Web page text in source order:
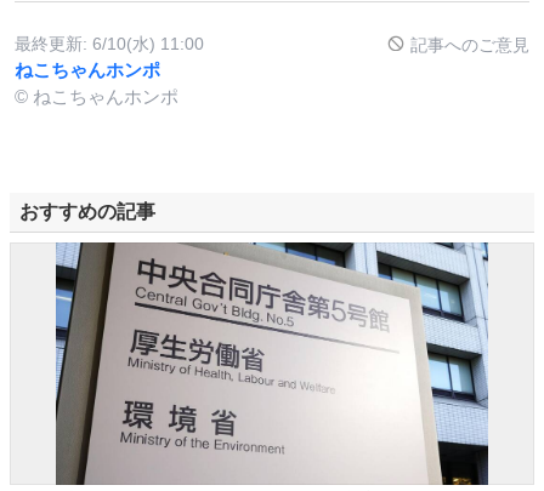
最終更新: 6/10(水) 11:00 記事へのご意見
ねこちゃんホンポ
© ねこちゃんホンポ
おすすめの記事